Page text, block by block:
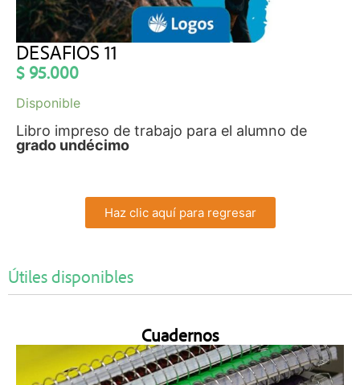
DESAFIOS 11
$ 95.000
Disponible
Libro impreso de trabajo para el alumno de
grado undécimo
Haz clic aquí para regresar
Útiles disponibles
Cuadernos